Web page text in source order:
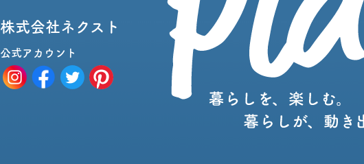
株式会社ネクスト
公式アカウント